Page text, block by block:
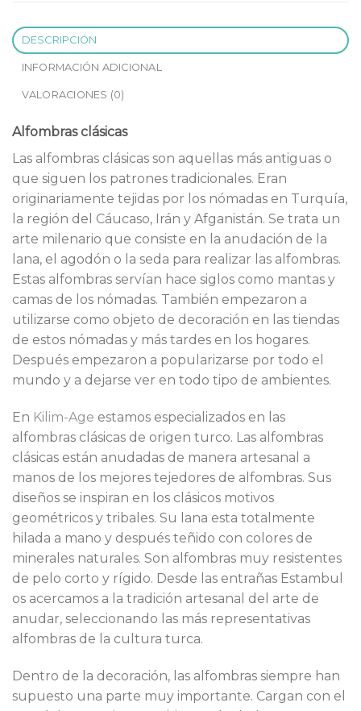
DESCRIPCIÓN
INFORMACIÓN ADICIONAL
VALORACIONES (0)
Alfombras clásicas
Las alfombras clásicas son aquellas más antiguas o
que siguen los patrones tradicionales. Eran
originariamente tejidas por los nómadas en Turquía,
la región del Cáucaso, Irán y Afganistán. Se trata un
arte milenario que consiste en la anudación de la
lana, el agodón o la seda para realizar las alfombras.
Estas alfombras servían hace siglos como mantas y
camas de los nómadas. También empezaron a
utilizarse como objeto de decoración en las tiendas
de estos nómadas y más tardes en los hogares.
Después empezaron a popularizarse por todo el
mundo y a dejarse ver en todo tipo de ambientes.
En Kilim-Age estamos especializados en las
alfombras clásicas de origen turco. Las alfombras
clásicas están anudadas de manera artesanal a
manos de los mejores tejedores de alfombras. Sus
diseños se inspiran en los clásicos motivos
geométricos y tribales. Su lana esta totalmente
hilada a mano y después teñido con colores de
minerales naturales. Son alfombras muy resistentes
de pelo corto y rígido. Desde las entrañas Estambul
os acercamos a la tradición artesanal del arte de
anudar, seleccionando las más representativas
alfombras de la cultura turca.
Dentro de la decoración, las alfombras siempre han
supuesto una parte muy importante. Cargan con el